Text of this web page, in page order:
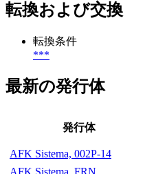
転換および交換
転換条件
***
最新の発行体
発行体
AFK Sistema, 002P-14
AFK Sistema, FRN